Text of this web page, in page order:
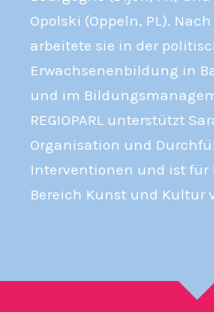
Opolski (Oppeln, PL).
arbeitete sie in der
Erwachsenenbildung in
und im
REGIOPARL unterstützt
Organisation und
Interventionen und ist für
Bereich Kunst und Kultur